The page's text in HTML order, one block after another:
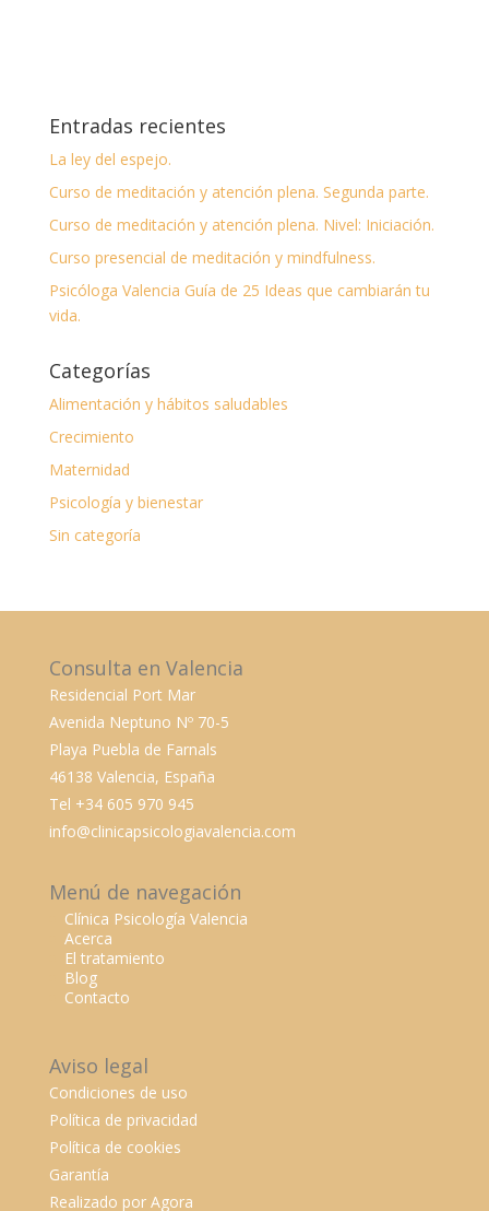
Entradas recientes
La ley del espejo.
Curso de meditación y atención plena. Segunda parte.
Curso de meditación y atención plena. Nivel: Iniciación.
Curso presencial de meditación y mindfulness.
Psicóloga Valencia Guía de 25 Ideas que cambiarán tu
vida.
Categorías
Alimentación y hábitos saludables
Crecimiento
Maternidad
Psicología y bienestar
Sin categoría
Consulta en Valencia
Residencial Port Mar
Avenida Neptuno Nº 70-5
Playa Puebla de Farnals
46138 Valencia, España
Tel +34 605 970 945
info@clinicapsicologiavalencia.com
Menú de navegación
Clínica Psicología Valencia
Acerca
El tratamiento
Blog
Contacto
Aviso legal
Condiciones de uso
Política de privacidad
Política de cookies
Garantía
Realizado por Agora